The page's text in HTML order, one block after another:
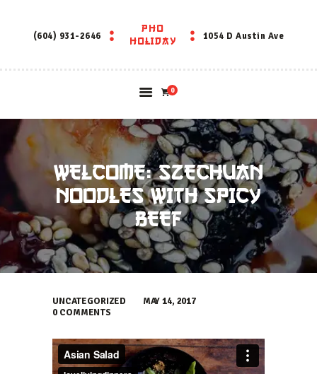
(604) 931-2646
PHO
HOLIDAY
1054 D Austin Ave
0
WELCOME: SZECHUAN
NOODLES WITH SPICY
BEEF
PHO HOLIDAY
UNCATEGORIZED
MAY 14, 2017
0 COMMENTS